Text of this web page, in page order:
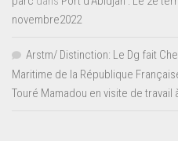
novembre2022
Arstm/ Distinction: Le Dg fait
Maritime de la République
Touré Mamadou en visite de travail